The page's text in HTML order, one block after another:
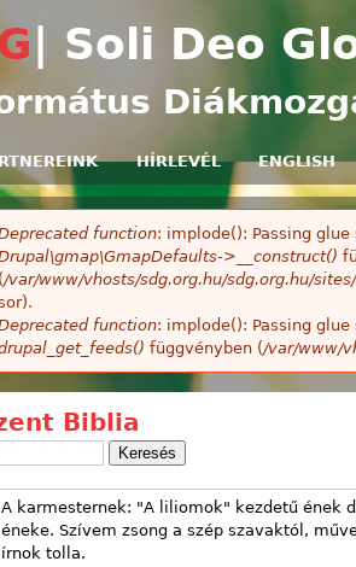
| Soli Deo
HÍRLEVÉL ENGLISH
function: implode(): Passing
>__construct()
(/var/www/vhosts/sdg.org.hu/sdg.org.hu/
function: implode(): Passing
függvényben (/var/www/
Biblia
A karmesternek: "A liliomok" kezdetű ének
éneke. Szívem zsong a szép szavaktól,
írnok tolla.